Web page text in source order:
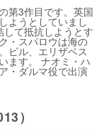
第3作目です。英国
ようとしていまし
て抵抗しようとす
・スパロウは海の
ビル、エリザベス
ます。 ナオミ・ハ
・ダルマ役で出演
）